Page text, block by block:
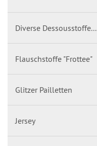
Diverse Dessousstoffe...
Flauschstoffe "Frottee"
Glitzer Pailletten
Jersey